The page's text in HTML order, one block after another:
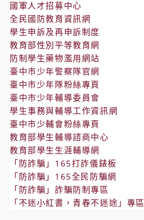
國軍人才招募中心
全民國防教育資訊網
學生申訴及再申訴制度
教育部性別平等教育網
防制學生藥物濫用網站
臺中市少年警察隊官網
臺中市少年隊粉絲專頁
臺中市少年輔導委員會
學生事務與輔導工作資訊網
臺中市少輔會粉絲專頁
教育部學生輔導諮商中心
教育部學生生涯輔導網
「防詐騙」165打詐儀錶板
「防詐騙」165全民防騙網
「防詐騙」詐騙防制專區
「不迷小紅書，青春不迷途」專區